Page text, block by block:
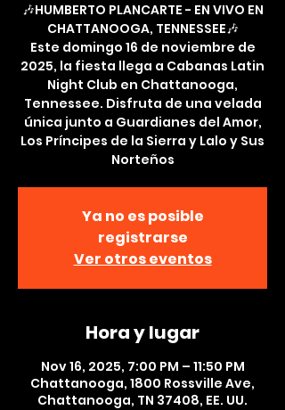
🎶HUMBERTO PLANCARTE - EN VIVO EN
CHATTANOOGA, TENNESSEE🎶
Este domingo 16 de noviembre de
2025, la fiesta llega a Cabanas Latin
Night Club en Chattanooga,
Tennessee. Disfruta de una velada
única junto a Guardianes del Amor,
Los Príncipes de la Sierra y Lalo y Sus
Norteños
Ya no es posible
registrarse
Ver otros eventos
Hora y lugar
Nov 16, 2025, 7:00 PM – 11:50 PM
Chattanooga, 1800 Rossville Ave,
Chattanooga, TN 37408, EE. UU.